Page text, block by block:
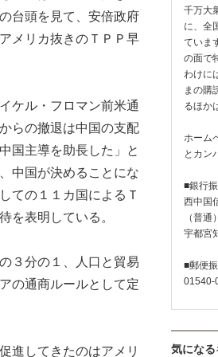
台頭を見て、安倍政府
メリカ抜きのＴＰＰ早
ケル・フロマン前米通
らの撤退は中国の支配
国主導を助長した」と
中国が決めることにな
ての１１カ国によるＴ
を表明している。
３分の１、人口と貿易
の通商ルールとして定
進してきたのはアメリ
千万大
に、全
ていま
の面で
わけに
まの購
るほか
ホーム
とカン
■銀行
西中国
（普
宇都宮
■郵便
01540-
気にな